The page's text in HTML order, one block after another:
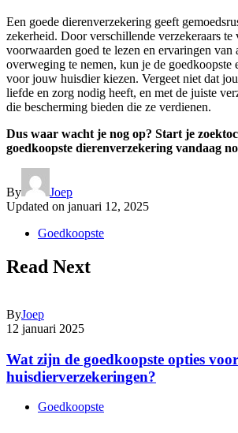
Een goede dierenverzekering geeft
zekerheid. Door verschillende verzekeraars te
voorwaarden goed te lezen en ervaringen van
overweging te nemen, kun je de goedkoopste
voor jouw huisdier kiezen. Vergeet niet dat
liefde en zorg nodig heeft, en met de juiste
die bescherming bieden die ze verdienen.
Dus waar wacht je nog op? Start je
goedkoopste dierenverzekering vandaag
By
Joep
Updated on januari 12, 2025
Goedkoopste
Read Next
ByJoep
12 januari 2025
Wat zijn de goedkoopste opties voor
huisdierverzekeringen?
Goedkoopste